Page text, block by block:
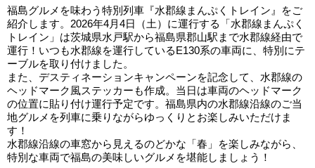
福島グルメを味わう特別列車『水郡線まんぷくトレイン』をご
紹介します。2026年4月4日（土）に運行する「水郡線まんぷく
トレイン」は茨城県水戸駅から福島県郡山駅まで水郡線経由で
運行！いつも水郡線を運行しているE130系の車両に、特別にテ
ーブルを取り付けました。
また、デスティネーションキャンペーンを記念して、水郡線の
ヘッドマーク風ステッカーも作成。当日は車両のヘッドマーク
の位置に貼り付け運行予定です。福島県内の水郡線沿線のご当
地グルメを列車に乗りながらゆっくりとお楽しみいただけま
す！
水郡線沿線の車窓から見えるのどかな「春」を楽しみながら、
特別な車両で福島の美味しいグルメを堪能しましょう！